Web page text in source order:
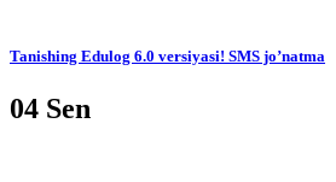
Tanishing Edulog 6.0 versiyasi! SMS jo’natma
04 Sen